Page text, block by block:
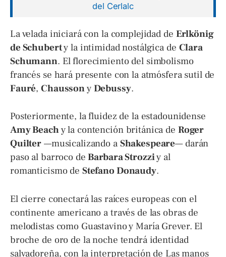
del Cerlalc
La velada iniciará con la complejidad de Erlkönig
de Schuberty la intimidad nostálgica de Clara
Schumann. El florecimiento del simbolismo
francés se hará presente con la atmósfera sutil de
Fauré,Chaussony Debussy.
Posteriormente, la fluidez de la estadounidense
Amy Beachy la contención británica de Roger
Quilter —musicalizando a Shakespeare— darán
paso al barroco deBarbara Strozziy al
romanticismo de Stefano Donaudy.
El cierre conectará las raíces europeas con el
continente americano a través de las obras de
melodistas como Guastavino y María Grever. El
broche de oro de la noche tendrá identidad
salvadoreña, con la interpretación de Las manos